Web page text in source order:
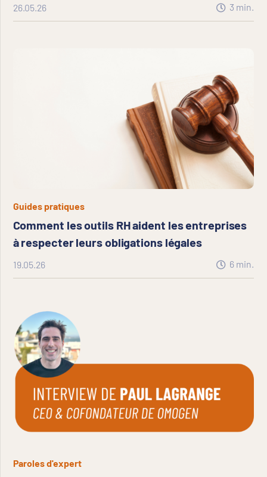
26.05.26 3 min.
Guides pratiques
Comment les outils RH aident les entreprises
à respecter leurs obligations légales
19.05.26 6 min.
Paroles d'expert